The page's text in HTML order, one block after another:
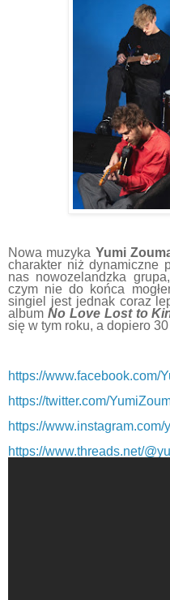
Nowa muzyka Yumi
charakter niż dynamiczne
nas nowozelandzka
czym nie do końca
singiel jest jednak coraz
album No Love Lost to
się w tym roku, a dopiero
https://www.facebook.com/
https://twitter.com/
https://www.instagram.com/
https://www.threads.net/